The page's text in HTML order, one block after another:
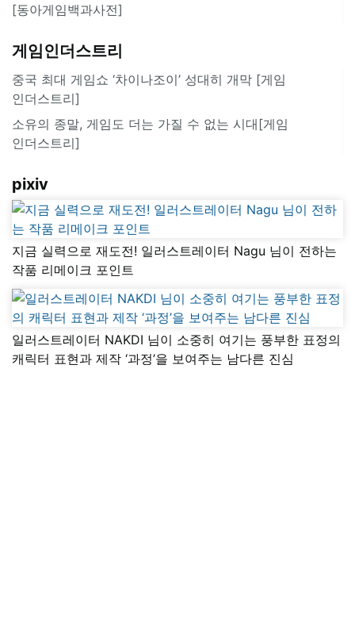
[동아게임백과사전]
게임인더스트리
중국 최대 게임쇼 ‘차이나조이’ 성대히 개막 [게임
인더스트리]
소유의 종말, 게임도 더는 가질 수 없는 시대[게임
인더스트리]
pixiv
지금 실력으로 재도전! 일러스트레이터 Nagu 님이 전하는
작품 리메이크 포인트
일러스트레이터 NAKDI 님이 소중히 여기는 풍부한 표정의
캐릭터 표현과 제작 ‘과정’을 보여주는 남다른 진심